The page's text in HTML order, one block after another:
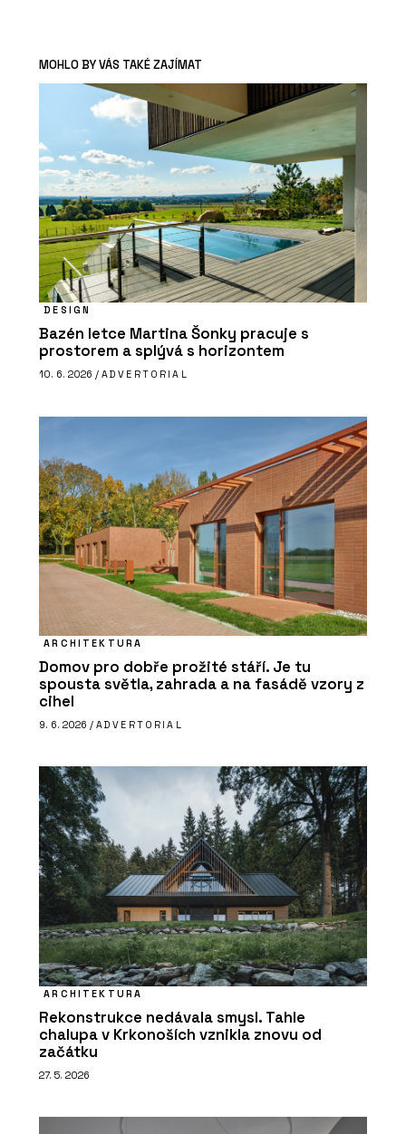
MOHLO BY VÁS TAKÉ ZAJÍMAT
DESIGN
Bazén letce Martina Šonky pracuje s
prostorem a splývá s horizontem
10. 6. 2026 / ADVERTORIAL
ARCHITEKTURA
Domov pro dobře prožité stáří. Je tu
spousta světla, zahrada a na fasádě vzory z
cihel
9. 6. 2026 / ADVERTORIAL
ARCHITEKTURA
Rekonstrukce nedávala smysl. Tahle
chalupa v Krkonoších vznikla znovu od
začátku
27. 5. 2026